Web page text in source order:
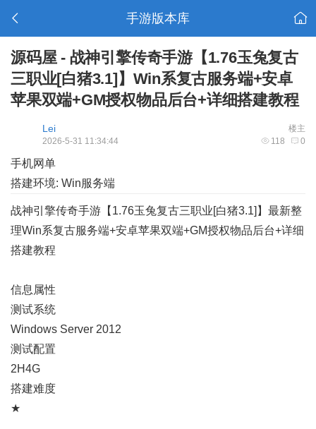
手游版本库
源码屋 - 战神引擎传奇手游【1.76玉兔复古
三职业[白猪3.1]】Win系复古服务端+安卓
苹果双端+GM授权物品后台+详细搭建教程
楼主
Lei
118 0
2026-5-31 11:34:44
手机网单
搭建环境: Win服务端
战神引擎传奇手游【1.76玉兔复古三职业[白猪3.1]】最新整
理Win系复古服务端+安卓苹果双端+GM授权物品后台+详细
搭建教程
信息属性
测试系统
Windows Server 2012
测试配置
2H4G
搭建难度
★